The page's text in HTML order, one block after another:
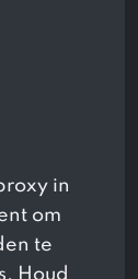
in
om
te
Houd